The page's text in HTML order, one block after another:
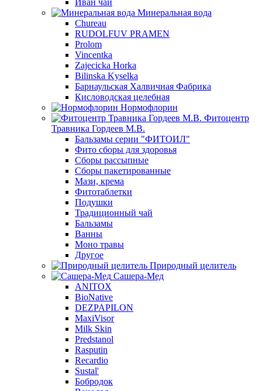
Иван чай
Минеральная вода
Chureau
RUDOLFUV PRAMEN
Prolom
Vincentka
Zajecicka Horka
Bilinska Kyselka
Барнаульская Халвичная Фабрика
Кисловодская целебная
Нормофлорин
Фитоцентр
Травника Гордеев М.В.
Бальзамы серии "ФИТОИЛ"
Фито сборы для здоровья
Сборы рассыпные
Сборы пакетированные
Мази, крема
Фитотаблетки
Подушки
Традиционный чай
Бальзамы
Ванны
Моно травы
Другое
Природный целитель
Сашера-Мед
ANITOX
BioNative
DEZPAPILON
MaxiVisor
Milk Skin
Predstanol
Rasputin
Recardio
Sustal'
Бобродок